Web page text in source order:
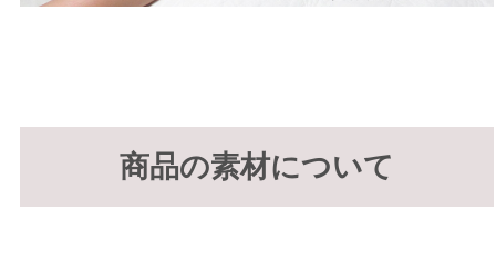
商品の素材について